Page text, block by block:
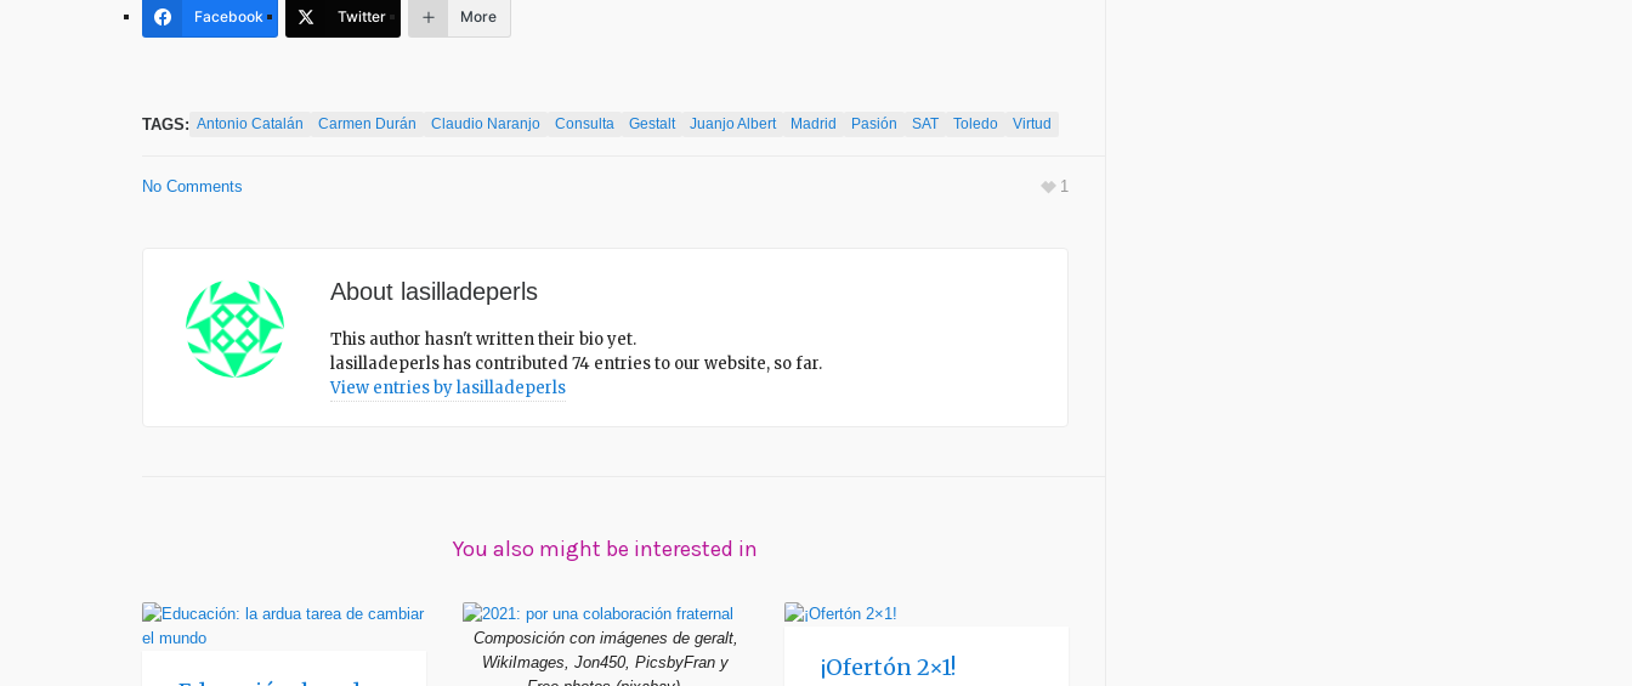
Facebook Twitter More
TAGS: Antonio Catalán Carmen Durán Claudio Naranjo Consulta Gestalt Juanjo Albert Madrid Pasión SAT Toledo Virtud
No Comments 1
About lasilladeperls
This author hasn't written their bio yet.
lasilladeperlshas contributed 74 entries to our website, so far.
View entries bylasilladeperls
You also might be interested in
Composición con imágenes de geralt,
WikiImages, Jon450, PicsbyFran y
¡Ofertón 2×1!